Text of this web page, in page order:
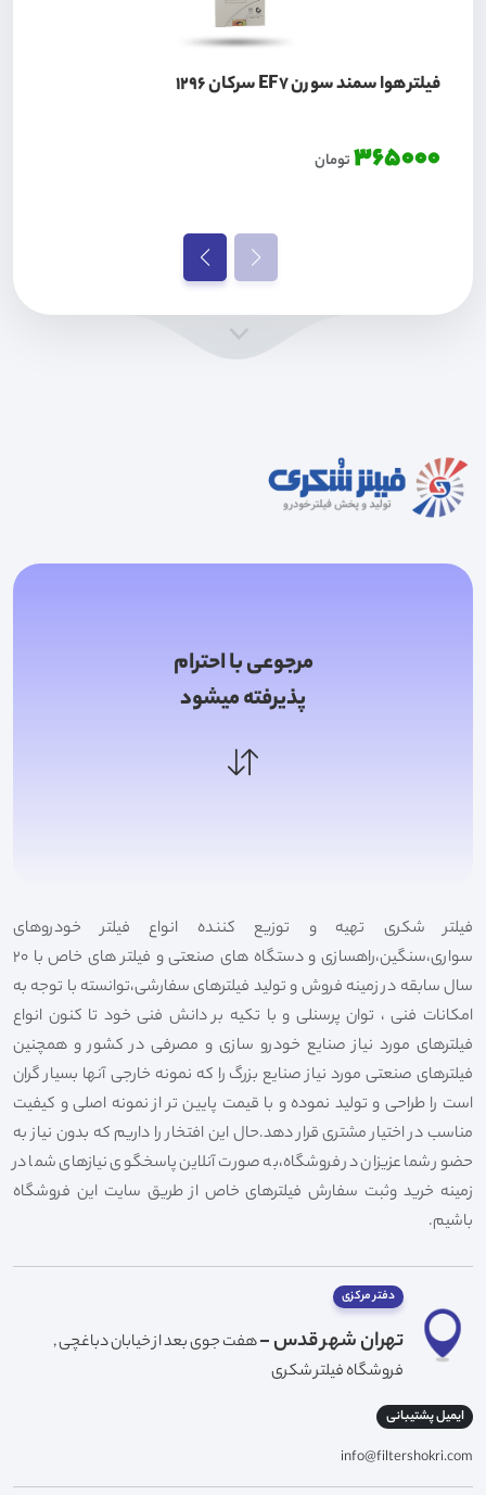
فیلتر هوا سمند سورن EF7 سرکان 1296
365000تومان
مرجوعی با احترام
پذیرفته میشود
فیلتر شکری تهیه و توزیع کننده انواع فیلتر خودروهای
سواری،سنگین،راهسازی و دستگاه های صنعتی و فیلتر های خاص با 20
سال سابقه در زمینه فروش و تولید فیلترهای سفارشی،توانسته با توجه به
امکانات فنی ، توان پرسنلی و با تکیه بر دانش فنی خود تا کنون انواع
فیلترهای مورد نیاز صنایع خودرو سازی و مصرفی در کشور و همچنین
فیلترهای صنعتی مورد نیاز صنایع بزرگ را که نمونه خارجی آنها بسیار گران
است را طراحی و تولید نموده و با قیمت پایین تر از نمونه اصلی و کیفیت
مناسب در اختیار مشتری قرار دهد.حال این افتخار را داریم که بدون نیاز به
حضور شما عزیزان در فروشگاه،به صورت آنلاین پاسخگوی نیازهای شما در
زمینه خرید وثبت سفارش فیلترهای خاص از طریق سایت این فروشگاه
باشیم.
دفتر مرکزی
تهران شهر قدس -هفت جوی بعد از خیابان دباغچی ,
فروشگاه فیلتر شکری
ایمیل پشتیبانی
info@filtershokri.com